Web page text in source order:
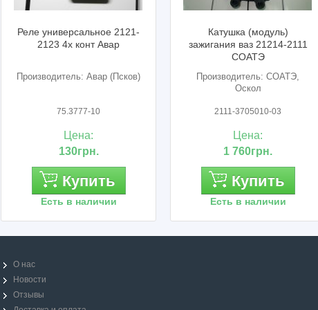
Катушка (модуль)
зажигания ваз 21214-2111
Производитель: СОАТЭ,
2111-3705010-03
Цена:
1 760грн.
Купить
Есть в наличии
Регулятор напряжения ВАЗ
2123 Калуга
Производитель: Калуга
881.3702/К1216ЕН1
Цена:
290грн.
Купить
Есть в наличии
О нас
Новости
Отзывы